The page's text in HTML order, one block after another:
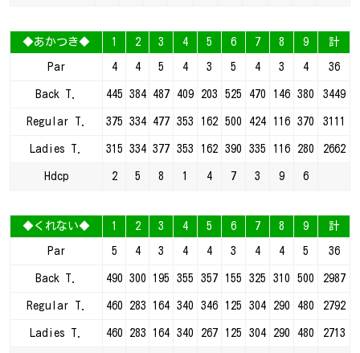
◆あかつき◆ 1 2 3 4 5 6 7 8 9 計
Par 4 4 5 4 3 5 4 3 4 36
Back T. 445 384 487 409 203 525 470 146 380 3449
Regular T. 375 334 477 353 162 500 424 116 370 3111
Ladies T. 315 334 377 353 162 390 335 116 280 2662
Hdcp 2 5 8 1 4 7 3 9 6
◆くれない◆ 1 2 3 4 5 6 7 8 9 計
Par 5 4 3 4 4 3 4 4 5 36
Back T. 490 300 195 355 357 155 325 310 500 2987
Regular T. 460 283 164 340 346 125 304 290 480 2792
Ladies T. 460 283 164 340 267 125 304 290 480 2713